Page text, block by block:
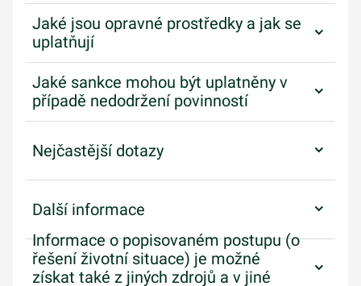
Jaké jsou opravné prostředky a jak se
uplatňují
Jaké sankce mohou být uplatněny v
případě nedodržení povinností
Nejčastější dotazy
Další informace
Informace o popisovaném postupu (o
řešení životní situace) je možné
získat také z jiných zdrojů a v jiné